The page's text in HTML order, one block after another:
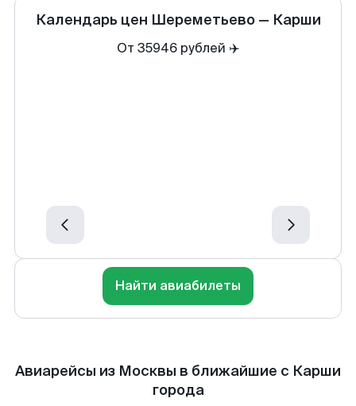
Календарь цен Шереметьево— Карши
От 35946 рублей ✈️
Найти авиабилеты
Авиарейсы из Москвы в ближайшие с Карши
города